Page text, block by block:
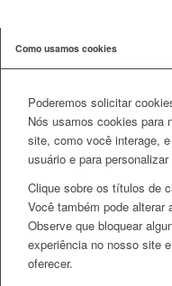
Como usamos cookies
Poderemos solicitar
Nós usamos cookies para
site, como você interage,
usuário e para
Clique sobre os títulos de
Você também pode alterar
Observe que bloquear
experiência no nosso site
oferecer.